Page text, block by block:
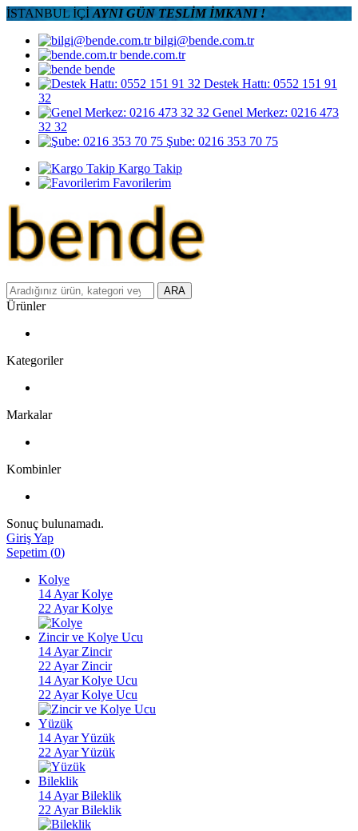
İSTANBUL İÇİ AYNI GÜN TESLİM İMKANI !
bilgi@bende.com.tr
bende.com.tr
bende
Destek Hattı: 0552 151 91
32
Genel Merkez: 0216 473
32 32
Şube: 0216 353 70 75
Kargo Takip
Favorilerim
ARA
Ürünler
Kategoriler
Markalar
Kombinler
Sonuç bulunamadı.
Giriş Yap
Sepetim (0)
Kolye
14 Ayar Kolye
22 Ayar Kolye
Zincir ve Kolye Ucu
14 Ayar Zincir
22 Ayar Zincir
14 Ayar Kolye Ucu
22 Ayar Kolye Ucu
Yüzük
14 Ayar Yüzük
22 Ayar Yüzük
Bileklik
14 Ayar Bileklik
22 Ayar Bileklik